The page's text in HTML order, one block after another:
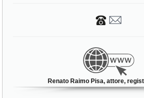
Renato Raimo Pisa, attore,